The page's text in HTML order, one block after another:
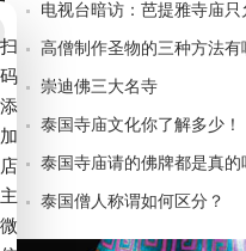
电视台暗访：芭提雅寺庙
倍！
高僧制作圣物的三种方法有
崇迪佛三大名寺
泰国寺庙文化你了解多少！
泰国寺庙请的佛牌都是真的
泰国僧人称谓如何区分？
扫
码
添
加
店
主
微